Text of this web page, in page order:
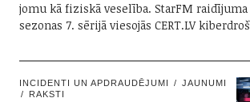
jomu kā fiziskā veselība. StarFM
sezonas 7. sērijā viesojās CERT.LV
INCIDENTI UN APDRAUDĒJUMI
JAUNUMI
RAKSTI